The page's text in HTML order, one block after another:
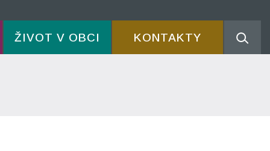
ŽIVOT V OBCI KONTAKTY